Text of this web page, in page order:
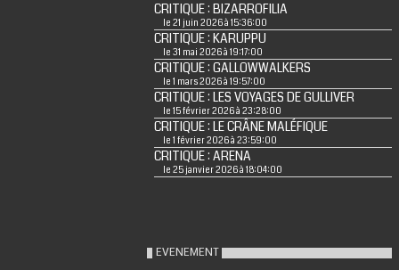
CRITIQUE : BIZARROFILIA
le 21 juin 2026 à 15:36:00
CRITIQUE : KARUPPU
le 31 mai 2026 à 19:17:00
CRITIQUE : GALLOWWALKERS
le 1 mars 2026 à 19:57:00
CRITIQUE : LES VOYAGES DE GULLIVER
le 15 février 2026 à 23:28:00
CRITIQUE : LE CRÂNE MALÉFIQUE
le 1 février 2026 à 23:59:00
CRITIQUE : ARENA
le 25 janvier 2026 à 18:04:00
EVENEMENT